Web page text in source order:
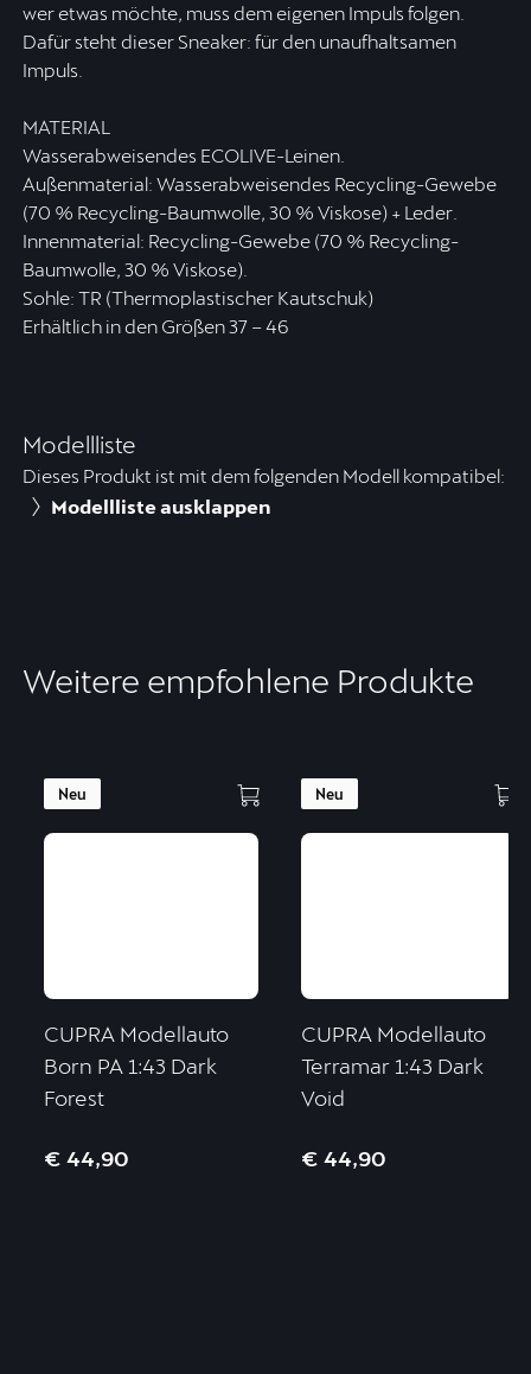
wer etwas möchte, muss dem eigenen Impuls folgen.
Dafür steht dieser Sneaker: für den unaufhaltsamen
Impuls.
MATERIAL
Wasserabweisendes ECOLIVE-Leinen.
Außenmaterial: Wasserabweisendes Recycling-Gewebe
(70 % Recycling-Baumwolle, 30 % Viskose) + Leder.
Innenmaterial: Recycling-Gewebe (70 % Recycling-
Baumwolle, 30 % Viskose).
Sohle: TR (Thermoplastischer Kautschuk)
Erhältlich in den Größen 37 – 46
Modellliste
Dieses Produkt ist mit dem folgenden Modell kompatibel:
Modellliste ausklappen
Weitere empfohlene Produkte
Neu
CUPRA Modellauto
Born PA 1:43 Dark
Forest
€ 44,90
Neu
CUPRA Modellauto
Terramar 1:43 Dark
Void
€ 44,90